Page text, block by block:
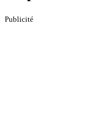
Publicité